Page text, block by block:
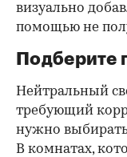
визуально
помощью не
Подберите
Нейтральный
требующий
нужно
В комнатах,